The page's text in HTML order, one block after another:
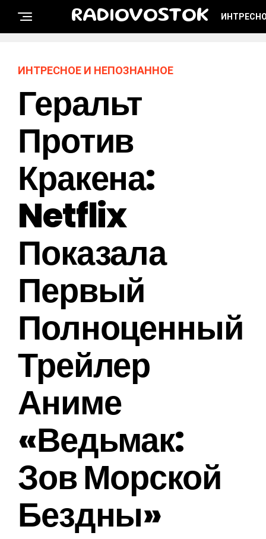
RADIOVOSTOK
ИНТРЕСНОЕ И НЕПОЗНАННОЕ
Геральт
Против
Кракена:
Netflix
Показала
Первый
Полноценный
Трейлер
Аниме
«Ведьмак:
Зов Морской
Бездны»